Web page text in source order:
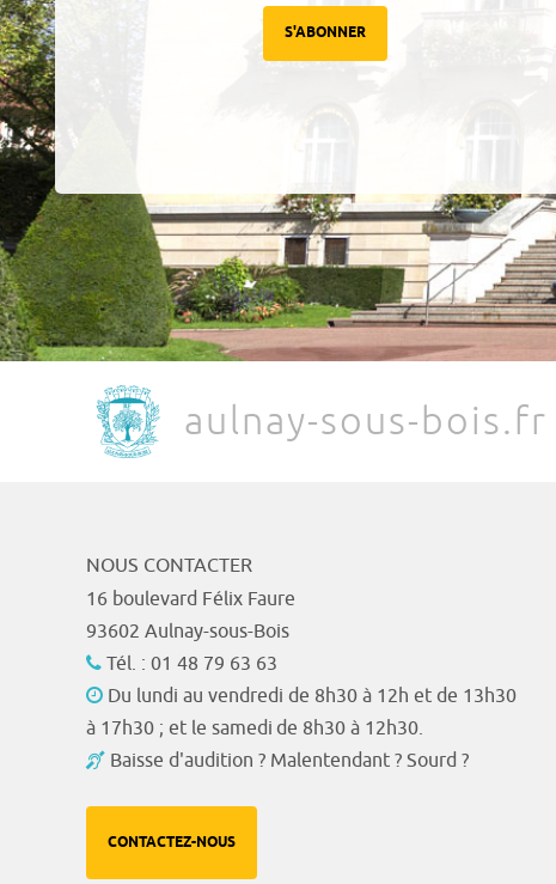
S'ABONNER
aulnay-sous-bois.fr
NOUS CONTACTER
16 boulevard Félix Faure
93602 Aulnay-sous-Bois
Tél. : 01 48 79 63 63
Du lundi au vendredi de 8h30 à 12h et de 13h30
à 17h30 ; et le samedi de 8h30 à 12h30.
Baisse d'audition ? Malentendant ? Sourd ?
CONTACTEZ-NOUS